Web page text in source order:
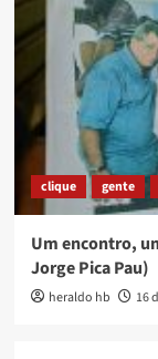
clique gente
Um encontro,
Jorge Pica Pau)
heraldo hb 16